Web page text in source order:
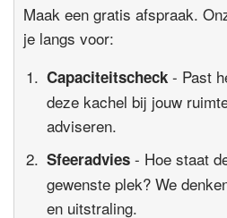
Maak een gratis afspraak.
je langs voor:
Capaciteitscheck - Past
deze kachel bij jouw
adviseren.
Sfeeradvies - Hoe staat
gewenste plek? We
en uitstraling.